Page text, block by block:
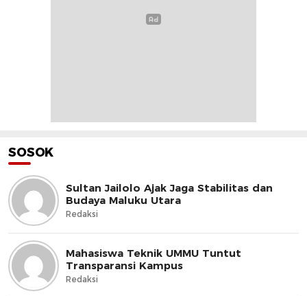
SOSOK
Sultan Jailolo Ajak Jaga Stabilitas dan
Budaya Maluku Utara
Redaksi
Mahasiswa Teknik UMMU Tuntut
Transparansi Kampus
Redaksi